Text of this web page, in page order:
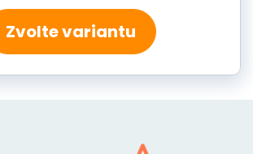
Zvolte variantu